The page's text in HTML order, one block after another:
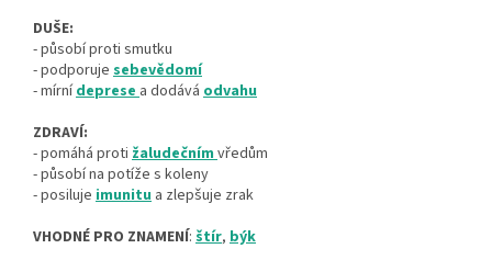
DUŠE:
- působí proti smutku
- podporuje sebevědomí
- mírnídepresea dodává odvahu
ZDRAVÍ:
- pomáhá proti žaludečnímvředům
- působí na potíže s koleny
- posiluje imunitu a zlepšuje zrak
VHODNÉ PRO ZNAMENÍ: štír, býk